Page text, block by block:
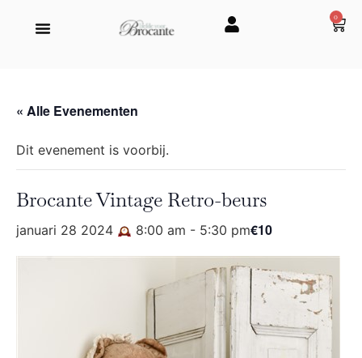
0
« Alle Evenementen
Dit evenement is voorbij.
Brocante Vintage Retro-beurs
januari 28 2024 8:00 am - 5:30 pm€10